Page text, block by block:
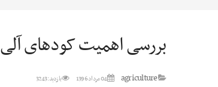
بررسی اهمیت کودهای آلی
agriculture 04 مرداد 1396 بازدید: 3243